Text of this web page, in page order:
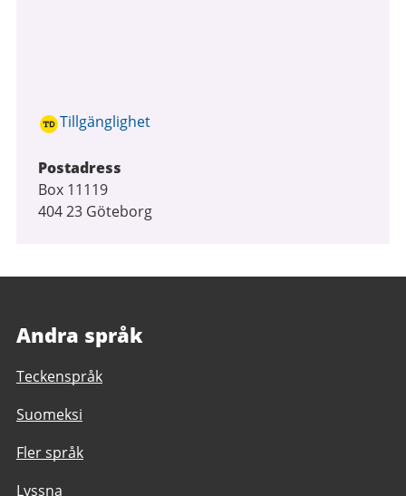
Tillgänglighet
Postadress
Box 11119
404 23 Göteborg
Andra språk
Teckenspråk
Suomeksi
Fler språk
Lyssna